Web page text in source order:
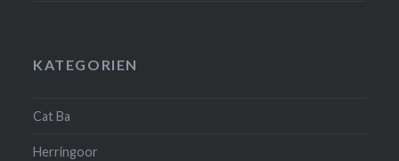
KATEGORIEN
Cat Ba
Herringoor